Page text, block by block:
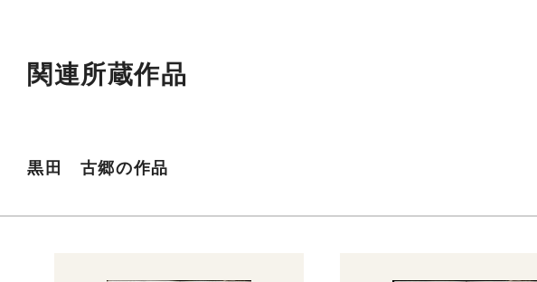
関連所蔵作品
黒田 古郷の作品